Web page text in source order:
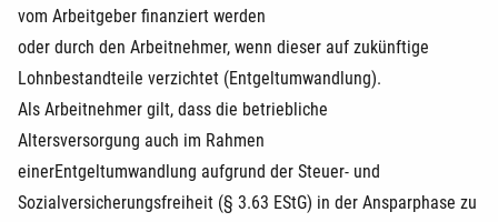
vom Arbeitgeber finanziert werden
oder durch den Arbeitnehmer, wenn dieser auf zukünftige
Lohnbestandteile verzichtet (Entgeltumwandlung).
Als Arbeitnehmer gilt, dass die betriebliche
Altersversorgung auch im Rahmen
einerEntgeltumwandlung aufgrund der Steuer- und
Sozialversicherungsfreiheit (§ 3.63 EStG) in der Ansparphase zu